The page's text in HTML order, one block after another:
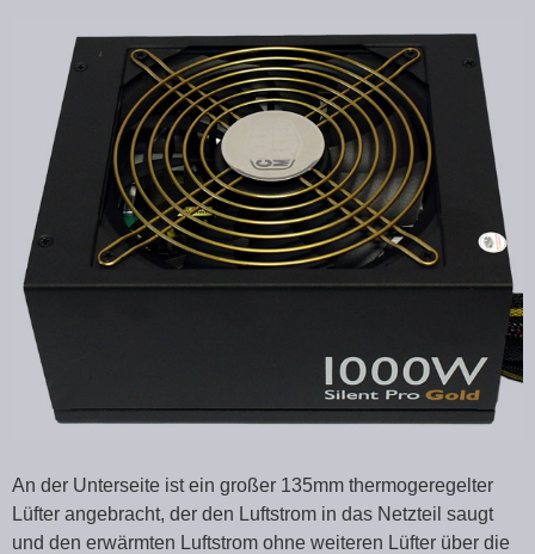
An der Unterseite ist ein großer 135mm thermogeregelter
Lüfter angebracht, der den Luftstrom in das Netzteil saugt
und den erwärmten Luftstrom ohne weiteren Lüfter über die